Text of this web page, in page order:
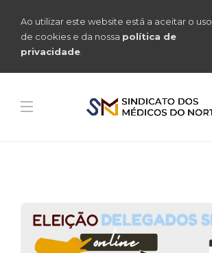
Ao utilizar este website está a aceitar o uso
de cookies e da nossa política de
privacidade